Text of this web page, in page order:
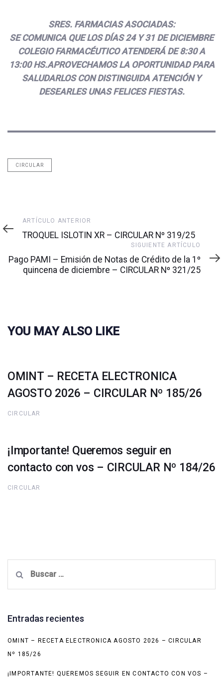
SRES. FARMACIAS ASOCIADAS:
SE COMUNICA QUE LOS DÍAS 24 Y 31 DE DICIEMBRE
COLEGIO FARMACÉUTICO ATENDERÁ DE 8:30 A
13:00 HS.APROVECHAMOS LA OPORTUNIDAD PARA
SALUDARLOS CON DISTINGUIDA ATENCIÓN Y
DESEARLES UNAS FELICES FIESTAS.
CIRCULAR
Artículo
anterior
ARTÍCULO ANTERIOR
TROQUEL ISLOTIN XR – CIRCULAR Nº 319/25
artículo
SIGUIENTE ARTÍCULO
Pago PAMI – Emisión de Notas de Crédito de la 1º
quincena de diciembre – CIRCULAR Nº 321/25
YOU MAY ALSO LIKE
OMINT – RECETA ELECTRONICA
AGOSTO 2026 – CIRCULAR Nº 185/26
CIRCULAR
¡Importante! Queremos seguir en
contacto con vos – CIRCULAR Nº 184/26
CIRCULAR
Entradas recientes
OMINT – RECETA ELECTRONICA AGOSTO 2026 – CIRCULAR
Nº 185/26
¡IMPORTANTE! QUEREMOS SEGUIR EN CONTACTO CON VOS –